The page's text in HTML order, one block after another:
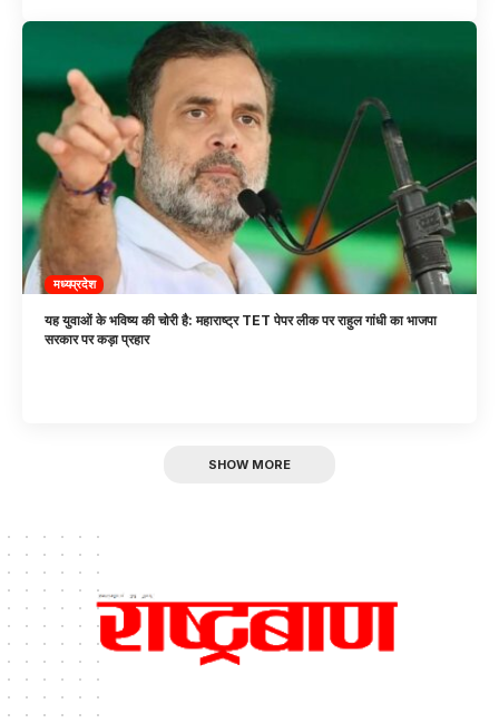
मध्यप्रदेश
यह युवाओं के भविष्य की चोरी है: महाराष्ट्र TET पेपर लीक पर राहुल गांधी का भाजपा
सरकार पर कड़ा प्रहार
SHOW MORE